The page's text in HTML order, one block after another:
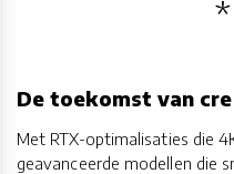
De toekomst van
Met RTX-optimalisaties die
geavanceerde modellen die